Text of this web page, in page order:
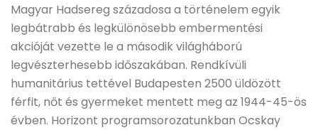
Magyar Hadsereg századosa a történelem egyik
legbátrabb és legkülönösebb embermentési
akcióját vezette le a második világháború
legvészterhesebb időszakában. Rendkívüli
humanitárius tettével Budapesten 2500 üldözött
férfit, nőt és gyermeket mentett meg az 1944-45-ös
évben. Horizont programsorozatunkban Ocskay